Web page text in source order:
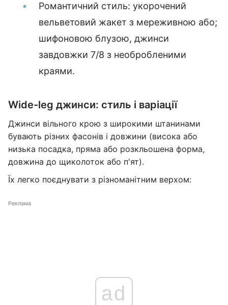
Романтичний стиль: укорочений
вельветовий жакет з мереживною або;
шифоновою блузою, джинси
завдовжки 7/8 з необробленими
краями.
Wide-leg джинси: стиль і варіації
Джинси вільного крою з широкими штанинами
бувають різних фасонів і довжини (висока або
низька посадка, пряма або розкльошена форма,
довжина до щиколоток або п'ят).
Їх легко поєднувати з різноманітним верхом:
Реклама
ad